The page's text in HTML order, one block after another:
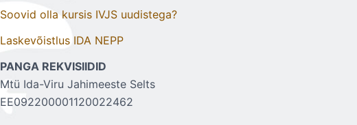
Soovid olla kursis IVJS uudistega?
Laskevõistlus IDA NEPP
PANGA REKVISIIDID
Mtü Ida-Viru Jahimeeste Selts
EE092200001120022462